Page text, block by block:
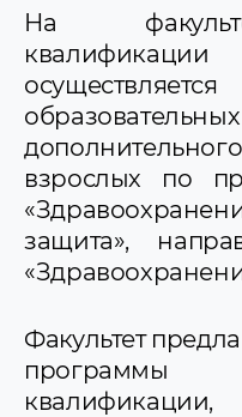
На
взрослых по
защита»,
Факультет